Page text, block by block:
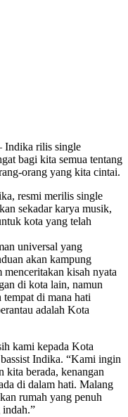
Indika rilis single
bagi kita semua tentang
orang yang kita cintai.
resmi merilis single
sekadar karya musik,
kota yang telah
universal yang
akan kampung
kisah nyata
di kota lain, namun
di mana hati
adalah Kota
kami kepada Kota
Indika. “Kami ingin
kita berada, kenangan
di dalam hati. Malang
rumah yang penuh
indah.”